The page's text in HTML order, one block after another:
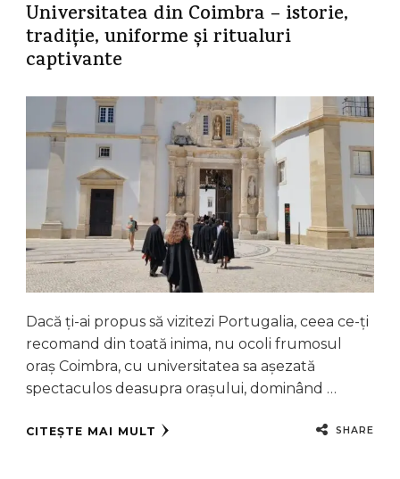
Universitatea din Coimbra – istorie,
tradiție, uniforme și ritualuri
captivante
Dacă ți-ai propus să vizitezi Portugalia, ceea ce-ți
recomand din toată inima, nu ocoli frumosul
oraș Coimbra, cu universitatea sa așezată
spectaculos deasupra orașului, dominând …
CITEȘTE MAI MULT SHARE